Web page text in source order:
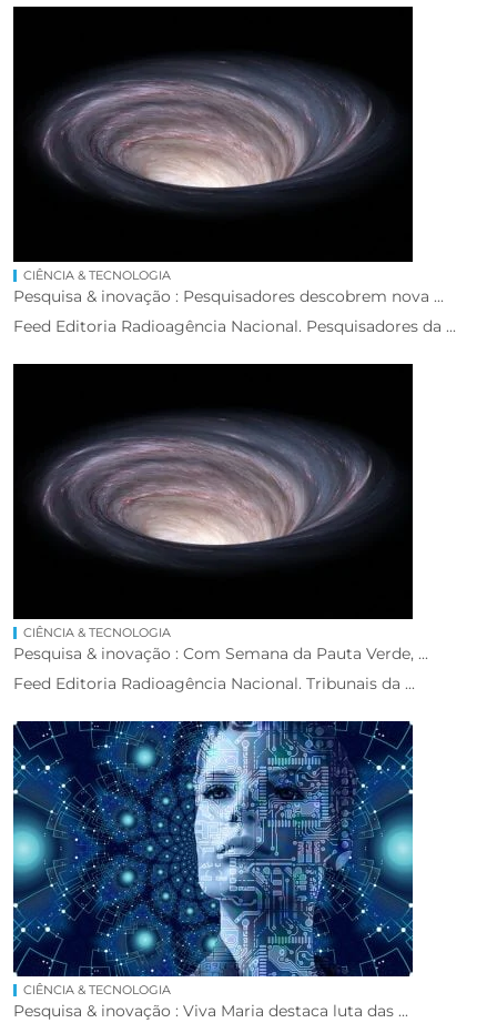
CIÊNCIA & TECNOLOGIA
Pesquisa & inovação : Pesquisadores descobrem nova ...
Feed Editoria Radioagência Nacional. Pesquisadores da ...
CIÊNCIA & TECNOLOGIA
Pesquisa & inovação : Com Semana da Pauta Verde, ...
Feed Editoria Radioagência Nacional. Tribunais da ...
CIÊNCIA & TECNOLOGIA
Pesquisa & inovação : Viva Maria destaca luta das ...